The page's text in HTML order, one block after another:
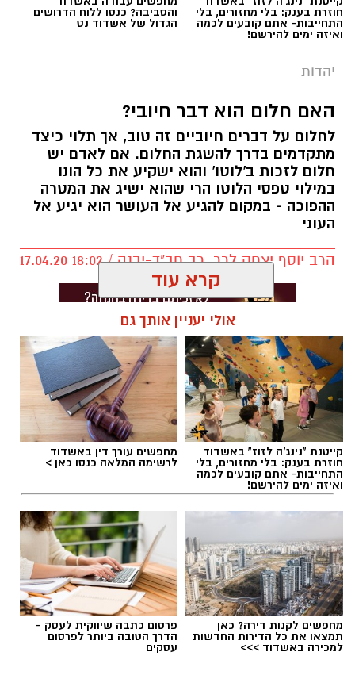
לומדים קבלה בנס ציונה. המפתח "לקבל" את כל
הטוב בחיינו נמצא בחכמת הקבלה, המציאות
זוהי הזדמנות לצאת ולהגשים את עצמנו בדרכים
מפגשים ראשונים ללא עלות. 20 מפגשים, בהם
נקבל כלים פרקטיים להגשמה עצמית בכל תחומי
החיים.
23.6.21, ימי רביעי ב 19:00, בית הפנאי, משה לוי 6,
נס ציונה.
יש לכם מידע חשוב שטרם נחשף? צילומים מאירוע
חדשותי? מצאתם טעות בכתבה? נשמח שתשתפו
אותנו
חוזרת בענק: בלי מחזורים, בלי
התחייבות- אתם קובעים לכמה
ואיזה ימים להירשם!
והסביבה? כנסו ללוח הדרושים
הגדול של אשדוד נט
יהדות
האם חלום הוא דבר חיובי?
לחלום על דברים חיוביים זה טוב, אך תלוי כיצד
מתקדמים בדרך להשגת החלום. אם לאדם יש
חלום לזכות ב'לוטו' והוא ישקיע את כל הונו
במילוי טפסי הלוטו הרי שהוא ישיג את המטרה
ההפוכה - במקום להגיע אל העושר הוא יגיע אל
העוני
הרב יוסף יצחק לרר, רב חב"ד-יבנה / 18:02 17.04.20
.
קרא עוד
אולי יעניין אותך גם
קייטנת "נינג'ה לזוז" באשדוד
חוזרת בענק: בלי מחזורים, בלי
התחייבות- אתם קובעים לכמה
ואיזה ימים להירשם!
מחפשים עורך דין באשדוד
לרשימה המלאה כנסו כאן >
מחפשים לקנות דירה? כאן
תמצאו את כל הדירות החדשות
למכירה באשדוד >>>
פרסום כתבה שיווקית לעסק -
הדרך הטובה ביותר לפרסום
עסקים